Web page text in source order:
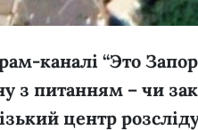
каналі “Это
з питанням – чи
центр